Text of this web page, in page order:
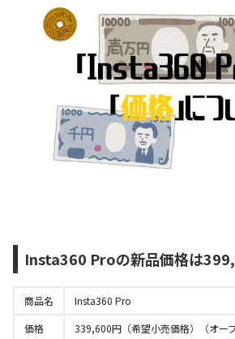
Insta360 Proの新品価格は
商品名
Insta360 Pro
価格
339,600円（希望小売価格）（オー